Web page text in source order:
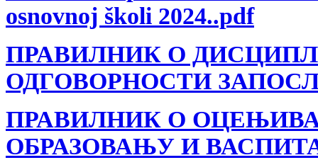
osnovnoj školi 2024..pdf
ПРАВИЛНИК О
ОДГОВОРНОСТИ
ПРАВИЛНИК О
ОБРАЗОВАЊУ И